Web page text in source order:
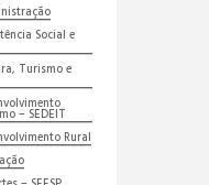
Social e
Turismo e
– SEDEIT
Rural